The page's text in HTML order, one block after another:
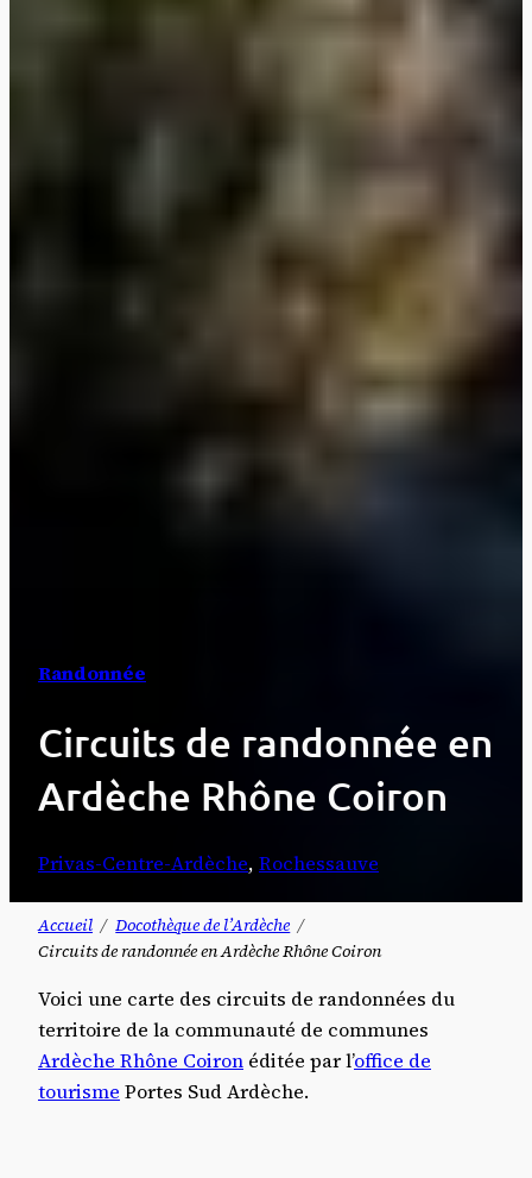
Randonnée
Circuits de randonnée en
Ardèche Rhône Coiron
Privas-Centre-Ardèche, Rochessauve
Accueil
Docothèque de l’Ardèche
Circuits de randonnée en Ardèche Rhône Coiron
Voici une carte des circuits de randonnées du
territoire de la communauté de communes
Ardèche Rhône Coiron éditée par l’office de
tourisme Portes Sud Ardèche.